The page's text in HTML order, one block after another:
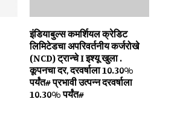
इंडियाबुल्स कमर्शियल क्रेडिट
लिमिटेडचा अपरिवर्तनीय कर्जरोखे
(NCD) ट्रान्चे I इश्यू खुला .
कूपनचा दर, दरवर्षाला 10.30%
पर्यंत# प्रभावी उत्पन्न दरवर्षाला
10.30% पर्यंत#